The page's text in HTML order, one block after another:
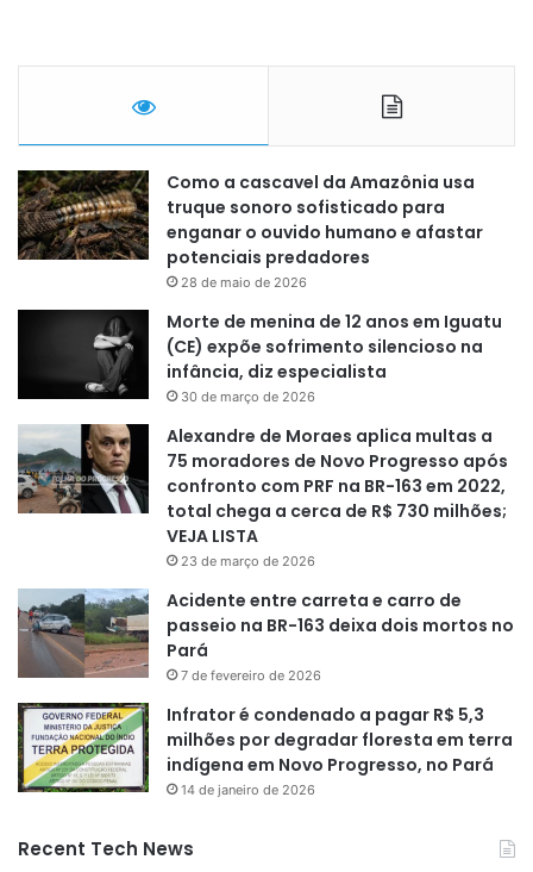
Como a cascavel da Amazônia usa
truque sonoro sofisticado para
enganar o ouvido humano e afastar
potenciais predadores
28 de maio de 2026
Morte de menina de 12 anos em Iguatu
(CE) expõe sofrimento silencioso na
infância, diz especialista
30 de março de 2026
Alexandre de Moraes aplica multas a
75 moradores de Novo Progresso após
confronto com PRF na BR-163 em 2022,
total chega a cerca de R$ 730 milhões;
VEJA LISTA
23 de março de 2026
Acidente entre carreta e carro de
passeio na BR-163 deixa dois mortos no
Pará
7 de fevereiro de 2026
Infrator é condenado a pagar R$ 5,3
milhões por degradar floresta em terra
indígena em Novo Progresso, no Pará
14 de janeiro de 2026
Recent Tech News